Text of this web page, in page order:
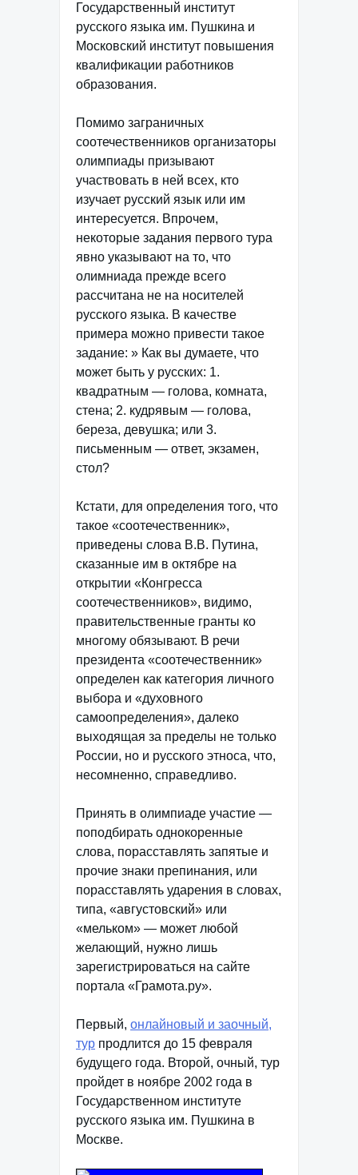
Государственный институт
русского языка им. Пушкина и
Московский институт повышения
квалификации работников
образования.
Помимо заграничных
соотечественников организаторы
олимпиады призывают
участвовать в ней всех, кто
изучает русский язык или им
интересуется. Впрочем,
некоторые задания первого тура
явно указывают на то, что
олимниада прежде всего
рассчитана не на носителей
русского языка. В качестве
примера можно привести такое
задание: » Как вы думаете, что
может быть у русских: 1.
квадратным — голова, комната,
стена; 2. кудрявым — голова,
береза, девушка; или 3.
письменным — ответ, экзамен,
стол?
Кстати, для определения того, что
такое «соотечественник»,
приведены слова В.В. Путина,
сказанные им в октябре на
открытии «Конгресса
соотечественников», видимо,
правительственные гранты ко
многому обязывают. В речи
президента «соотечественник»
определен как категория личного
выбора и «духовного
самоопределения», далеко
выходящая за пределы не только
России, но и русского этноса, что,
несомненно, справедливо.
Принять в олимпиаде участие —
поподбирать однокоренные
слова, порасставлять запятые и
прочие знаки препинания, или
порасставлять ударения в словах,
типа, «августовский» или
«мельком» — может любой
желающий, нужно лишь
зарегистрироваться на сайте
портала «Грамота.ру».
Первый, онлайновый и заочный,
тур продлится до 15 февраля
будущего года. Второй, очный, тур
пройдет в ноябре 2002 года в
Государственном институте
русского языка им. Пушкина в
Москве.